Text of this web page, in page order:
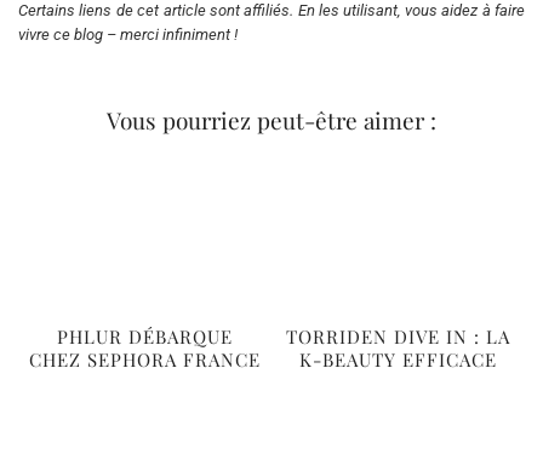
Certains liens de cet article sont affiliés. En les utilisant, vous aidez à faire
vivre ce blog – merci infiniment !
Vous pourriez peut-être aimer :
PHLUR DÉBARQUE
CHEZ SEPHORA FRANCE
TORRIDEN DIVE IN : LA
K-BEAUTY EFFICACE